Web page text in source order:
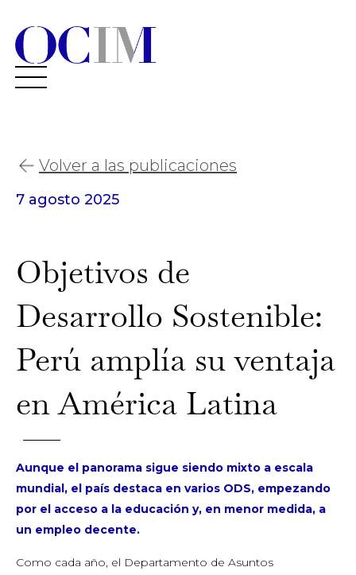
Volver a las publicaciones
7 agosto 2025
Objetivos de
Desarrollo Sostenible:
Perú amplía su ventaja
en América Latina
Aunque el panorama sigue siendo mixto a escala
mundial, el país destaca en varios ODS, empezando
por el acceso a la educación y, en menor medida, a
un empleo decente.
Como cada año, el Departamento de Asuntos